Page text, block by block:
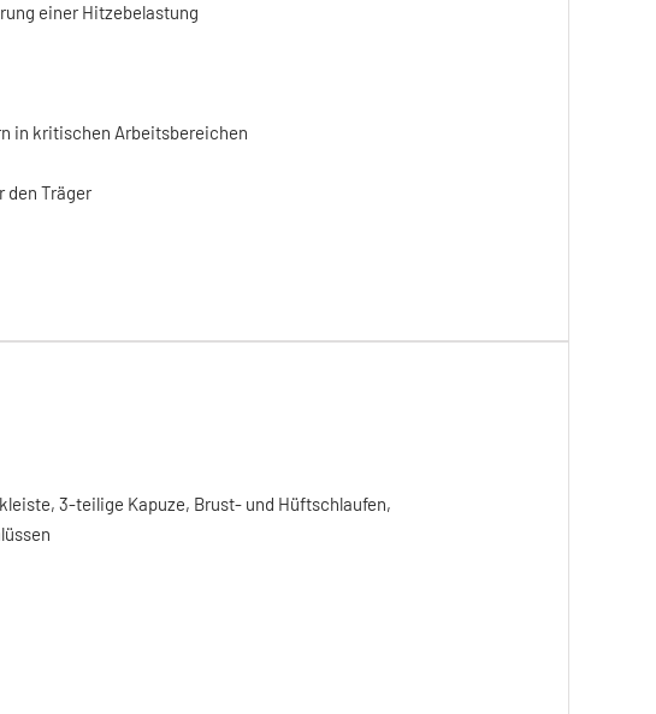
einer Hitzebelastung
in kritischen Arbeitsbereichen
den Träger
3-teilige Kapuze, Brust- und Hüftschlaufen,